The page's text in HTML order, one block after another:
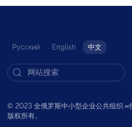
Русский English 中文
© 2023 全俄罗斯中小型企业公共组织 «
版权所有。